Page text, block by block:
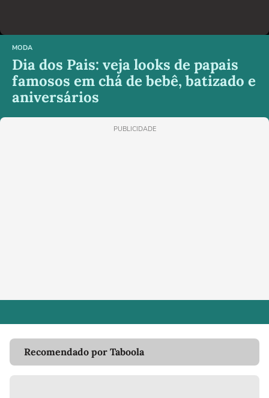
MODA
Dia dos Pais: veja looks de papais
famosos em chá de bebê, batizado e
aniversários
PUBLICIDADE
Recomendado por Taboola